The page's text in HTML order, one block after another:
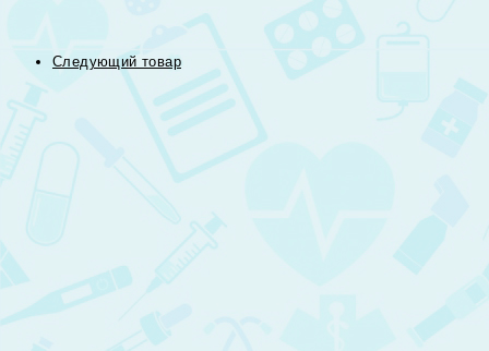
Следующий товар